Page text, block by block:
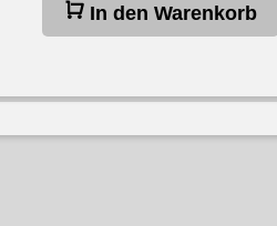
In den Warenkorb